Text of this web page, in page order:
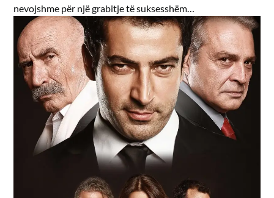
nevojshme për një grabitje të suksesshëm…